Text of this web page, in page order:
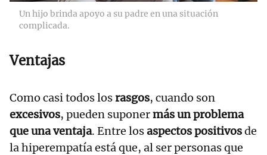
Un hijo brinda apoyo a su padre en una situación
complicada.
Ventajas
Como casi todos losrasgos, cuando son
excesivos, pueden suponermás un problema
que una ventaja. Entre losaspectos positivosde
la hiperempatía está que, al ser personas que